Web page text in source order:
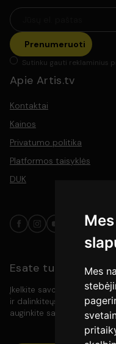
Mes
Prenumeruoti
Sutinku gauti reklaminius
Apie Artis.tv
Kontaktai
Kainos
Privatumo politika
Platformos taisyklės
DUK
Esate turinio
Įkelkite savo video turinį į
ir dalinkiteųs savo kūryba
auginkite savo